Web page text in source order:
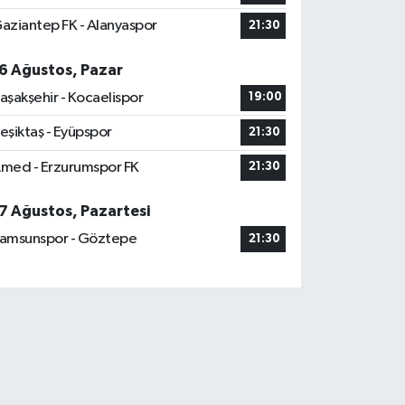
FK - Alanyaspor 21:30
Ağustos, Pazar
- Kocaelispor
19:00
- Eyüpspor 21:30
- Erzurumspor FK 21:30
Ağustos, Pazartesi
- Göztepe
21:30